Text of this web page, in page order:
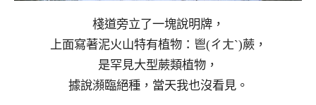
棧道旁立了一塊說明牌，
上面寫著泥火山特有植物：鬯(ㄔㄤˋ)蕨，
是罕見大型蕨類植物，
據說瀕臨絕種，當天我也沒看見。